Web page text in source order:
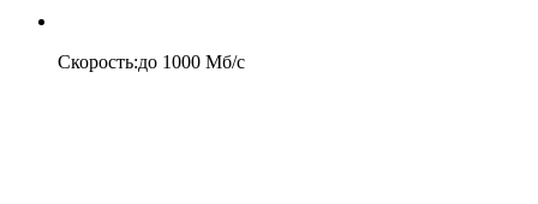
Скорость:до 1000 Мб/c